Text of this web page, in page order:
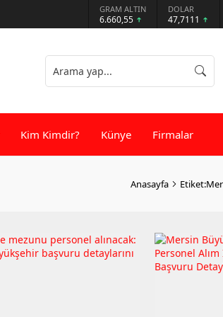
GRAM ALTIN
6.660,55
DOLAR
47,7111
Kim Kimdir? Künye Firmalar
Anasayfa